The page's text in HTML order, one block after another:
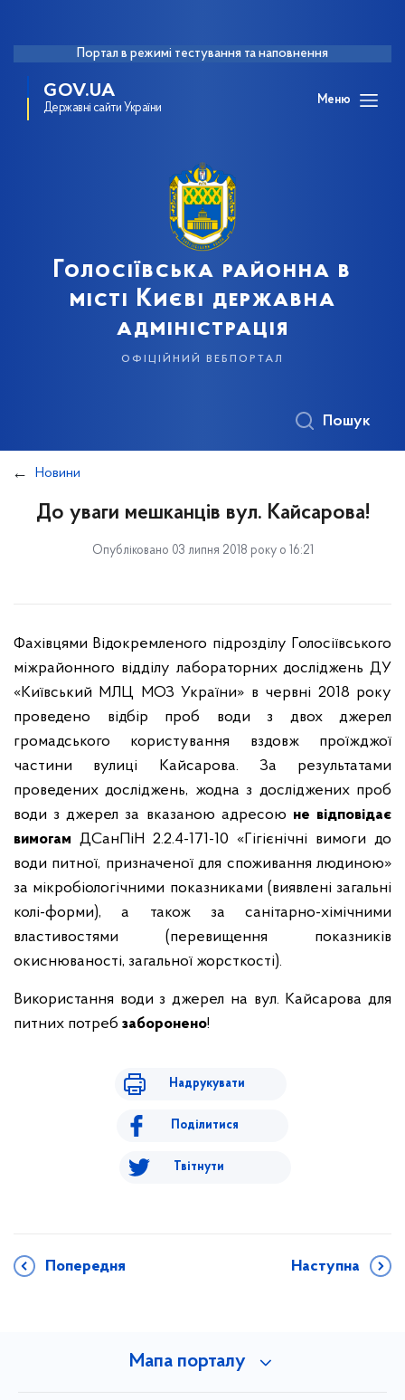
Портал в режимі тестування та наповнення
GOV.UA
Державні сайти України
Меню
Голосіївська районна в
місті Києві державна
адміністрація
офіційний вебпортал
Пошук
Новини
До уваги мешканців вул. Кайсарова!
Опубліковано 03 липня 2018 року о 16:21
Фахівцями Відокремленого підрозділу Голосіївського
міжрайонного відділу лабораторних досліджень ДУ
«Київський МЛЦ МОЗ України» в червні 2018 року
проведено відбір проб води з двох джерел
громадського користування вздовж проїжджої
частини вулиці Кайсарова. За результатами
проведених досліджень, жодна з досліджених проб
води з джерел за вказаною адресою не відповідає
вимогам ДСанПіН 2.2.4-171-10 «Гігієнічні вимоги до
води питної, призначеної для споживання людиною»
за мікробіологічними показниками (виявлені загальні
колі-форми), а також за санітарно-хімічними
властивостями (перевищення показників
окиснюваності, загальної жорсткості).
Використання води з джерел на вул. Кайсарова для
питних потреб заборонено!
Надрукувати
Поділитися
Твітнути
Попередня Наступна
Мапа порталу